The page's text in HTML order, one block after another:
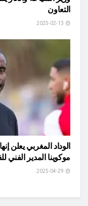
التعاون
الوداد المغربي يعلن
موكوينا المدير الفني